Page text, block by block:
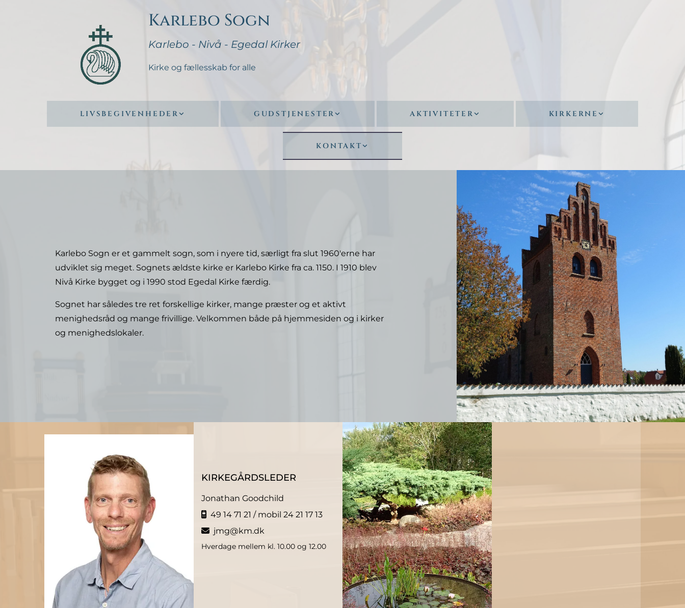
Karlebo Sogn
Karlebo - Nivå - Egedal Kirker
Kirke og fællesskab for alle
LIVSBEGIVENHEDER GUDSTJENESTER AKTIVITETER KIRKERNE
KONTAKT
Karlebo Sogn er et gammelt sogn, som i nyere tid, særligt fra slut 1960'erne har
udviklet sig meget. Sognets ældste kirke er Karlebo Kirke fra ca. 1150. I 1910 blev
Nivå Kirke bygget og i 1990 stod Egedal Kirke færdig.
Sognet har således tre ret forskellige kirker, mange præster og et aktivt
menighedsråd og mange frivillige. Velkommen både på hjemmesiden og i kirker
og menighedslokaler.
KIRKEGÅRDSLEDER
Jonathan Goodchild
49 14 71 21 / mobil 24 21 17 13
jmg@km.dk
Hverdage mellem kl. 10.00 og 12.00